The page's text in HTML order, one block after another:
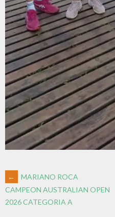
←
MARIANO ROCA
CAMPEON AUSTRALIAN OPEN
2026 CATEGORIA A